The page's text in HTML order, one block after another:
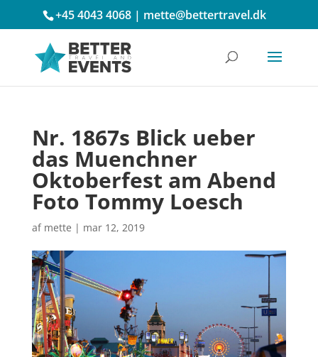
+45 4043 4068| mette@bettertravel.dk
Nr. 1867s Blick ueber
das Muenchner
Oktoberfest am Abend
Foto Tommy Loesch
af mette | mar 12, 2019